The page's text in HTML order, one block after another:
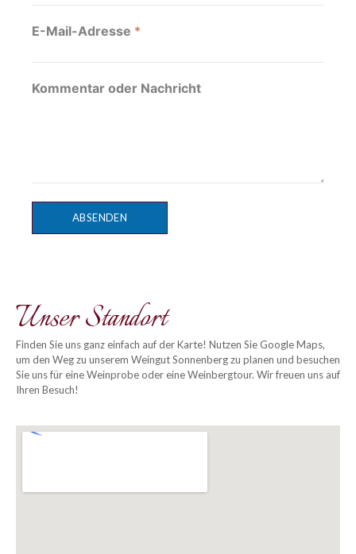
E-Mail-Adresse *
Kommentar oder Nachricht
ABSENDEN
Unser Standort
Finden Sie uns ganz einfach auf der Karte! Nutzen Sie Google Maps,
um den Weg zu unserem Weingut Sonnenberg zu planen und besuchen
Sie uns für eine Weinprobe oder eine Weinbergtour. Wir freuen uns auf
Ihren Besuch!